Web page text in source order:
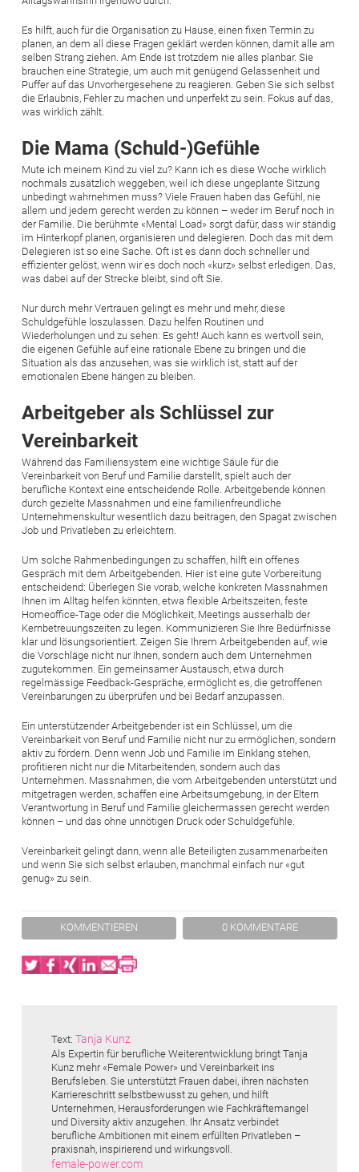
Es hilft, auch für die Organisation zu Hause, einen fixen Termin zu
planen, an dem all diese Fragen geklärt werden können, damit alle am
selben Strang ziehen. Am Ende ist trotzdem nie alles planbar. Sie
brauchen eine Strategie, um auch mit genügend Gelassenheit und
Puffer auf das Unvorhergesehene zu reagieren. Geben Sie sich selbst
die Erlaubnis, Fehler zu machen und unperfekt zu sein. Fokus auf das,
was wirklich zählt.
Die Mama (Schuld-)Gefühle
Mute ich meinem Kind zu viel zu? Kann ich es diese Woche wirklich
nochmals zusätzlich weggeben, weil ich diese ungeplante Sitzung
unbedingt wahrnehmen muss? Viele Frauen haben das Gefühl, nie
allem und jedem gerecht werden zu können – weder im Beruf noch in
der Familie. Die berühmte «Mental Load» sorgt dafür, dass wir ständig
im Hinterkopf planen, organisieren und delegieren. Doch das mit dem
Delegieren ist so eine Sache. Oft ist es dann doch schneller und
effizienter gelöst, wenn wir es doch noch «kurz» selbst erledigen. Das,
was dabei auf der Strecke bleibt, sind oft Sie.
Nur durch mehr Vertrauen gelingt es mehr und mehr, diese
Schuldgefühle loszulassen. Dazu helfen Routinen und
Wiederholungen und zu sehen: Es geht! Auch kann es wertvoll sein,
die eigenen Gefühle auf eine rationale Ebene zu bringen und die
Situation als das anzusehen, was sie wirklich ist, statt auf der
emotionalen Ebene hängen zu bleiben.
Arbeitgeber als Schlüssel zur
Vereinbarkeit
Während das Familiensystem eine wichtige Säule für die
Vereinbarkeit von Beruf und Familie darstellt, spielt auch der
berufliche Kontext eine entscheidende Rolle. Arbeitgebende können
durch gezielte Massnahmen und eine familienfreundliche
Unternehmenskultur wesentlich dazu beitragen, den Spagat zwischen
Job und Privatleben zu erleichtern.
Um solche Rahmenbedingungen zu schaffen, hilft ein offenes
Gespräch mit dem Arbeitgebenden. Hier ist eine gute Vorbereitung
entscheidend: Überlegen Sie vorab, welche konkreten Massnahmen
Ihnen im Alltag helfen könnten, etwa flexible Arbeitszeiten, feste
Homeoffice-Tage oder die Möglichkeit, Meetings ausserhalb der
Kernbetreuungszeiten zu legen. Kommunizieren Sie Ihre Bedürfnisse
klar und lösungsorientiert. Zeigen Sie Ihrem Arbeitgebenden auf, wie
die Vorschläge nicht nur Ihnen, sondern auch dem Unternehmen
zugutekommen. Ein gemeinsamer Austausch, etwa durch
regelmässige Feedback-Gespräche, ermöglicht es, die getroffenen
Vereinbarungen zu überprüfen und bei Bedarf anzupassen.
Ein unterstützender Arbeitgebender ist ein Schlüssel, um die
Vereinbarkeit von Beruf und Familie nicht nur zu ermöglichen, sondern
aktiv zu fördern. Denn wenn Job und Familie im Einklang stehen,
profitieren nicht nur die Mitarbeitenden, sondern auch das
Unternehmen. Massnahmen, die vom Arbeitgebenden unterstützt und
mitgetragen werden, schaffen eine Arbeitsumgebung, in der Eltern
Verantwortung in Beruf und Familie gleichermassen gerecht werden
können – und das ohne unnötigen Druck oder Schuldgefühle.
Vereinbarkeit gelingt dann, wenn alle Beteiligten zusammenarbeiten
und wenn Sie sich selbst erlauben, manchmal einfach nur «gut
genug» zu sein.
KOMMENTIEREN 0 KOMMENTARE
Twitter
Facebook
XING
LinkedIn
Email
Print
Text: Tanja Kunz
Als Expertin für berufliche Weiterentwicklung bringt Tanja
Kunz mehr «Female Power» und Vereinbarkeit ins
Berufsleben. Sie unterstützt Frauen dabei, ihren nächsten
Karriereschritt selbstbewusst zu gehen, und hilft
Unternehmen, Herausforderungen wie Fachkräftemangel
und Diversity aktiv anzugehen. Ihr Ansatz verbindet
berufliche Ambitionen mit einem erfüllten Privatleben –
praxisnah, inspirierend und wirkungsvoll.
female-power.com